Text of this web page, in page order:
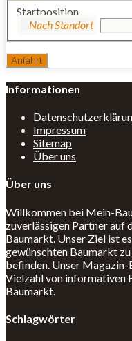
Startposition
Informationen
Impressum
Sitemap
Über uns
Über uns
Willkommen bei Mein-
zuverlässigen Partner auf
Baumarkt. Unser Ziel ist
gewünschten Baumarkt
befinden. Unser
Vielzahl von informativen
Baumarkt.
Schlagwörter